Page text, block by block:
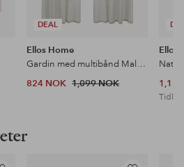
DEAL
Ellos Home
Gardin med multibånd Malva 2-pk i 100% lin
824 NOK 1,099 NOK
Ellos
Tidl.